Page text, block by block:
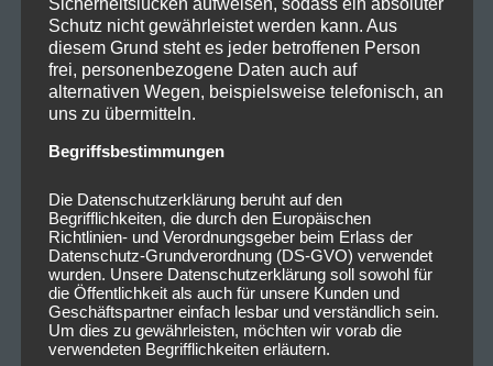
Und ja, es ist tatsächlich die letzteKISS-Tour. Noch
einmal zieht das Quartett in großem Stil rund um den
Globus und feiert 45 Jahre Musikgeschichte. Aber sind
wir realistisch: In nicht allzu ferner Zukunft muss und
wird auch diese wilde Rock’n’Roll-Reise zum Ende
kommen.„Wir treten eben nicht nur Shirts und
20 Zentimeter hohe Plateaustiefel, mein Outfit wiegt 18
Kilo, wir speien Feuer und fliegen durch die Luft. Keine
Band im Business arbeitet härter. Diese Show können wir
nicht ewig machen, deshalb kommt jetzt der richtige
Moment für den Abschied.“
Für das Vorprogramm bringt die Band einen
Sicherheitslücken aufweisen, sodass ein absoluter
Schutz nicht gewährleistet werden kann. Aus
diesem Grund steht es jeder betroffenen Person
frei, personenbezogene Daten auch auf
alternativen Wegen, beispielsweise telefonisch, an
uns zu übermitteln.
Begriffsbestimmungen
Die Datenschutzerklärung beruht auf den
Begrifflichkeiten, die durch den Europäischen
Richtlinien- und Verordnungsgeber beim Erlass der
Datenschutz-Grundverordnung (DS-GVO) verwendet
wurden. Unsere Datenschutzerklärung soll sowohl für
die Öffentlichkeit als auch für unsere Kunden und
Geschäftspartner einfach lesbar und verständlich sein.
Um dies zu gewährleisten, möchten wir vorab die
verwendeten Begrifflichkeiten erläutern.